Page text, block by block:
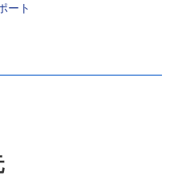
ート